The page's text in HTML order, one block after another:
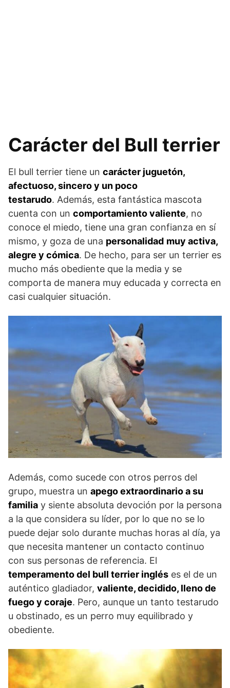
Carácter del Bull terrier
El bull terrier tiene un carácter juguetón,
afectuoso, sincero y un poco
testarudo. Además, esta fantástica mascota
cuenta con un comportamiento valiente, no
conoce el miedo, tiene una gran confianza en sí
mismo, y goza de una personalidad muy activa,
alegre y cómica. De hecho, para ser un terrier es
mucho más obediente que la media y se
comporta de manera muy educada y correcta en
casi cualquier situación.
Además, como sucede con otros perros del
grupo, muestra un apego extraordinario a su
familia y siente absoluta devoción por la persona
a la que considera su líder, por lo que no se lo
puede dejar solo durante muchas horas al día, ya
que necesita mantener un contacto continuo
con sus personas de referencia. El
temperamento del bull terrier inglés es el de un
auténtico gladiador, valiente, decidido, lleno de
fuego y coraje. Pero, aunque un tanto testarudo
u obstinado, es un perro muy equilibrado y
obediente.